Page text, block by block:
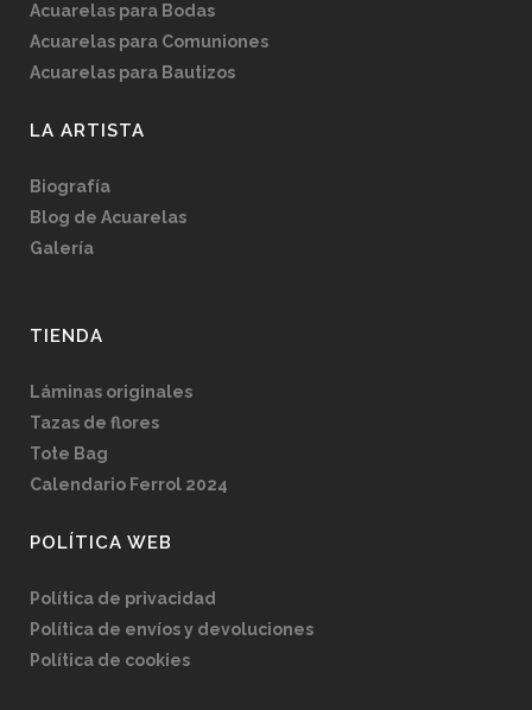
Acuarelas para Bodas
Acuarelas para Comuniones
Acuarelas para Bautizos
LA ARTISTA
Biografía
Blog de Acuarelas
Galería
TIENDA
Láminas originales
Tazas de flores
Tote Bag
Calendario Ferrol 2024
POLÍTICA WEB
Política de privacidad
Política de envíos y devoluciones
Política de cookies